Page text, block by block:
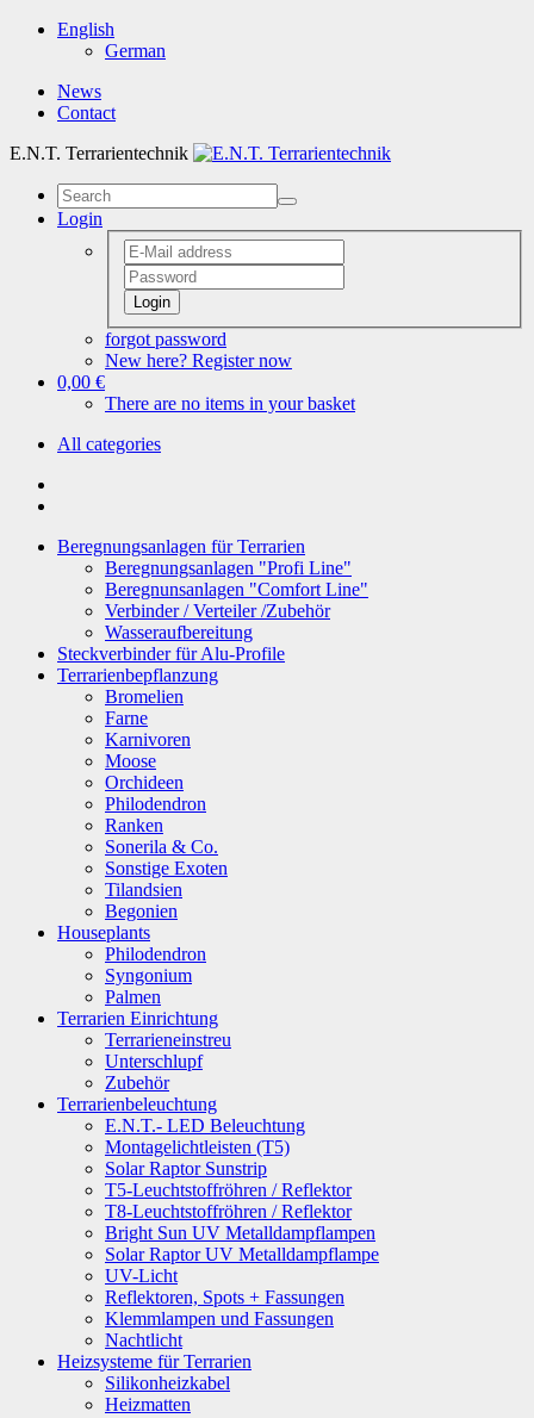
English
German
News
Contact
E.N.T. Terrarientechnik
Login
Login
forgot password
New here? Register now
0,00 €
There are no items in your basket
All categories
Beregnungsanlagen für Terrarien
Beregnungsanlagen "Profi Line"
Beregnunsanlagen "Comfort Line"
Verbinder / Verteiler /Zubehör
Wasseraufbereitung
Steckverbinder für Alu-Profile
Terrarienbepflanzung
Bromelien
Farne
Karnivoren
Moose
Orchideen
Philodendron
Ranken
Sonerila & Co.
Sonstige Exoten
Tilandsien
Begonien
Houseplants
Philodendron
Syngonium
Palmen
Terrarien Einrichtung
Terrarieneinstreu
Unterschlupf
Zubehör
Terrarienbeleuchtung
E.N.T.- LED Beleuchtung
Montagelichtleisten (T5)
Solar Raptor Sunstrip
T5-Leuchtstoffröhren / Reflektor
T8-Leuchtstoffröhren / Reflektor
Bright Sun UV Metalldampflampen
Solar Raptor UV Metalldampflampe
UV-Licht
Reflektoren, Spots + Fassungen
Klemmlampen und Fassungen
Nachtlicht
Heizsysteme für Terrarien
Silikonheizkabel
Heizmatten